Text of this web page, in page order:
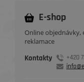
E-shop
Online objednávky,
reklamace
Kontakty
+420